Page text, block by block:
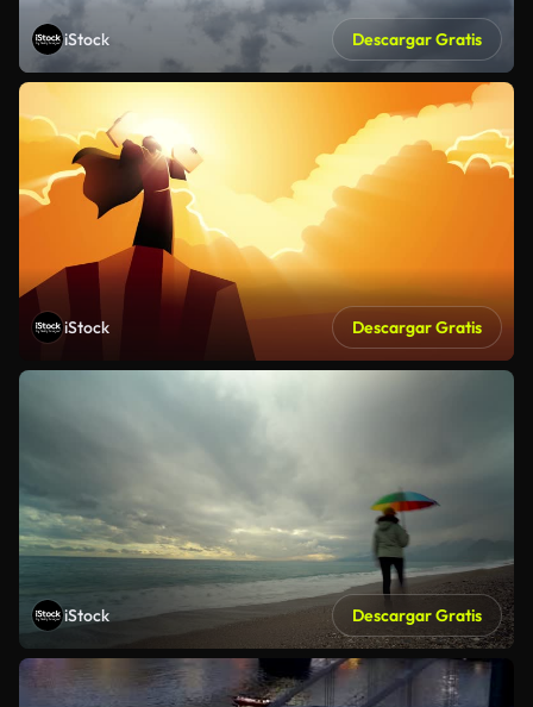
iStock Descargar Gratis
iStock Descargar Gratis
iStock Descargar Gratis